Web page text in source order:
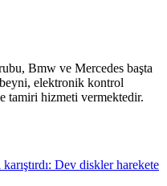
Bmw ve Mercedes başta
elektronik kontrol
tamiri hizmeti vermektedir.
Dev diskler harekete